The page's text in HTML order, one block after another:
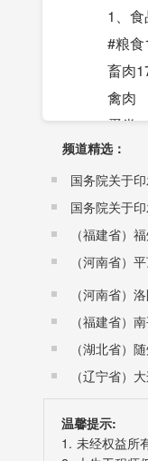
1、食
#粮食
畜肉
禽
蛋类
水产品
菜类
鲜果
2、衣
3、居
4、生活
5、交通
6、教育
7、医疗
8、其他
供给侧结
业企业每
频道精选：
温馨提示:
1. 未经权益所